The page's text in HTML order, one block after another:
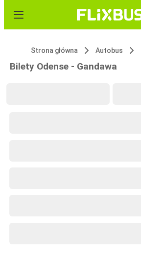
Strona główna Autobus
Bilety Odense - Gandawa